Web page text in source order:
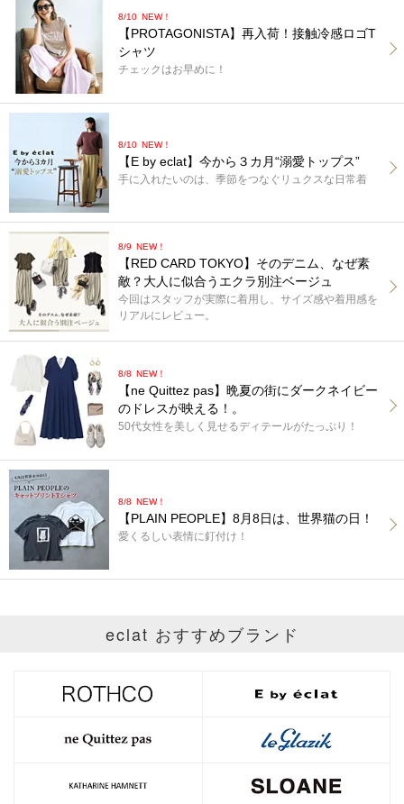
8/10 NEW！
【PROTAGONISTA】再入荷！接触冷感ロゴT
シャツ
チェックはお早めに！
8/10 NEW！
【E by eclat】今から３カ月“溺愛トップス”
手に入れたいのは、季節をつなぐリュクスな日常着
8/9 NEW！
【RED CARD TOKYO】そのデニム、なぜ素
敵？大人に似合うエクラ別注ベージュ
今回はスタッフが実際に着用し、サイズ感や着用感を
リアルにレビュー。
8/8 NEW！
【ne Quittez pas】晩夏の街にダークネイビー
のドレスが映える！。
50代女性を美しく見せるディテールがたっぷり！
8/8 NEW！
【PLAIN PEOPLE】8月8日は、世界猫の日！
愛くるしい表情に釘付け！
eclat おすすめブランド